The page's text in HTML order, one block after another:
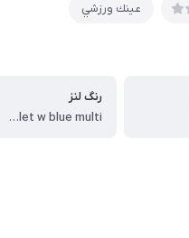
عينك ورزشي
رنگ لنز
Violet w blue multi